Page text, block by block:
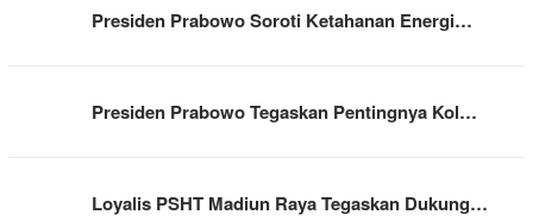
Presiden Prabowo Soroti Ketahanan Energi…
Presiden Prabowo Tegaskan Pentingnya Kol…
Loyalis PSHT Madiun Raya Tegaskan Dukung…